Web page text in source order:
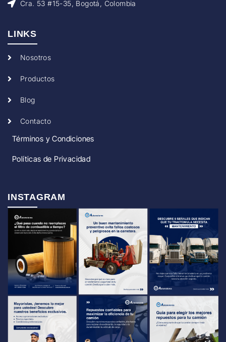
Cra. 53 #15-35, Bogotá, Colombia
LINKS
Nosotros
Productos
Blog
Contacto
Términos y Condiciones
Políticas de Privacidad
INSTAGRAM